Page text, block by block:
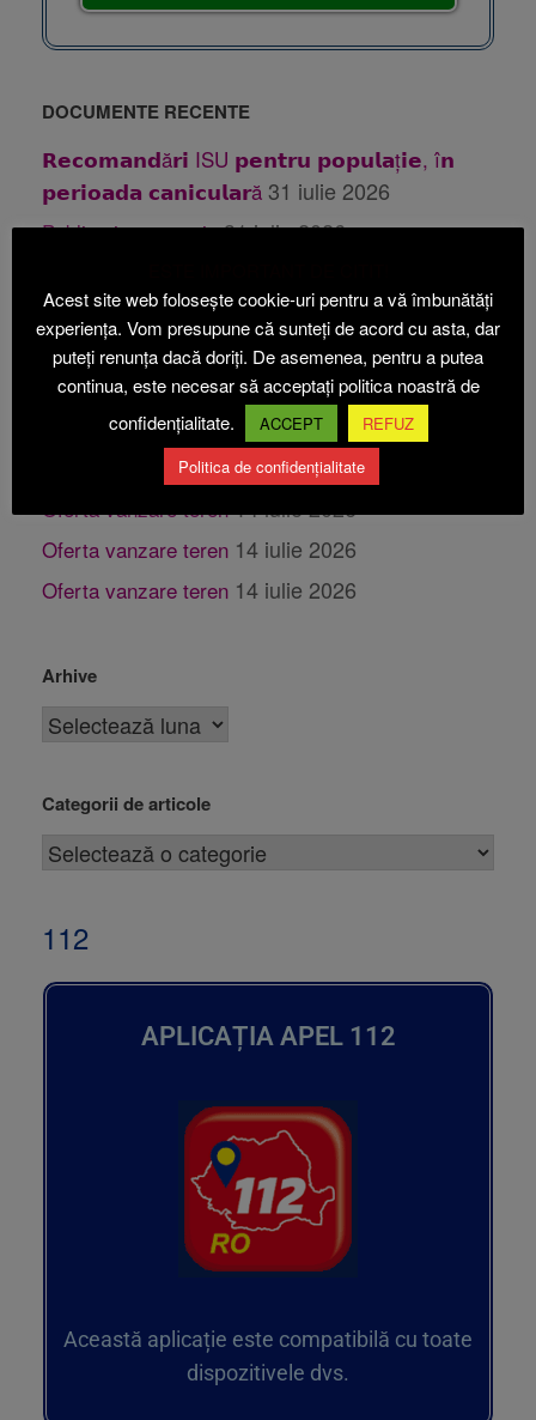
DOCUMENTE RECENTE
𝗥𝗲𝗰𝗼𝗺𝗮𝗻𝗱ă𝗿𝗶 ISU 𝗽𝗲𝗻𝘁𝗿𝘂 𝗽𝗼𝗽𝘂𝗹𝗮ț𝗶𝗲, î𝗻
𝗽𝗲𝗿𝗶𝗼𝗮𝗱𝗮 𝗰𝗮𝗻𝗶𝗰𝘂𝗹𝗮𝗿ă 31 iulie 2026
Publicatie casatorie 31 iulie 2026
Anunt PUZ Etapa 1 Beica 24 iulie 2026
Anunt PUZ Etapa 2 ABI ECOACVACULTURA 24
iulie 2026
Oferta vanzare teren 14 iulie 2026
Oferta vanzare teren 14 iulie 2026
Oferta vanzare teren 14 iulie 2026
Oferta vanzare teren 14 iulie 2026
Oferta vanzare teren 14 iulie 2026
Arhive
Categorii de articole
112
APLICAȚIA APEL 112
Această aplicație este compatibilă cu toate
dispozitivele dvs.
Acest site web folosește cookie-uri pentru a vă îmbunătăți
experiența. Vom presupune că sunteți de acord cu asta, dar
puteți renunța dacă doriți. De asemenea, pentru a putea
continua, este necesar să acceptați politica noastră de
confidențialitate.
ACCEPT
REFUZ
Politica de confidențialitate